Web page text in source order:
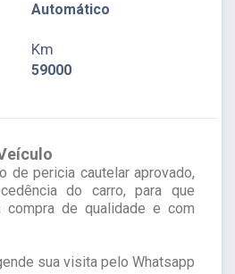
Automático
Km
59000
de pericia cautelar aprovado,
do carro, para que
compra de qualidade e com
sua visita pelo Whatsapp